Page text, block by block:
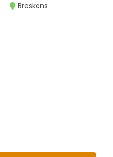
Breskens